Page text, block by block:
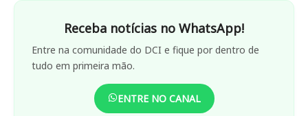
Receba notícias no WhatsApp!
Entre na comunidade do DCI e fique por dentro de
tudo em primeira mão.
ENTRE NO CANAL